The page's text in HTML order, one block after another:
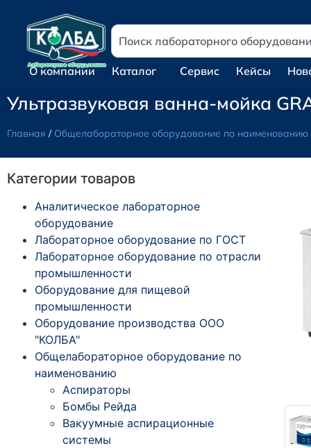
О компании Каталог Сервис Кейсы
Ультразвуковая ванна-мойка
Главная / Общелабораторное оборудование по наименованию
Категории товаров
Аналитическое лабораторное
оборудование
Лабораторное оборудование по ГОСТ
Лабораторное оборудование по отрасли
промышленности
Оборудование для пищевой
промышленности
Оборудование производства ООО
"КОЛБА"
Общелабораторное оборудование по
наименованию
Аспираторы
Бомбы Рейда
Вакуумные аспирационные
системы